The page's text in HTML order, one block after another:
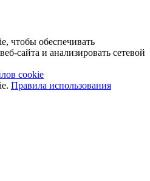
чтобы обеспечивать
сайта и анализировать сетевой
cookie
Правила использования